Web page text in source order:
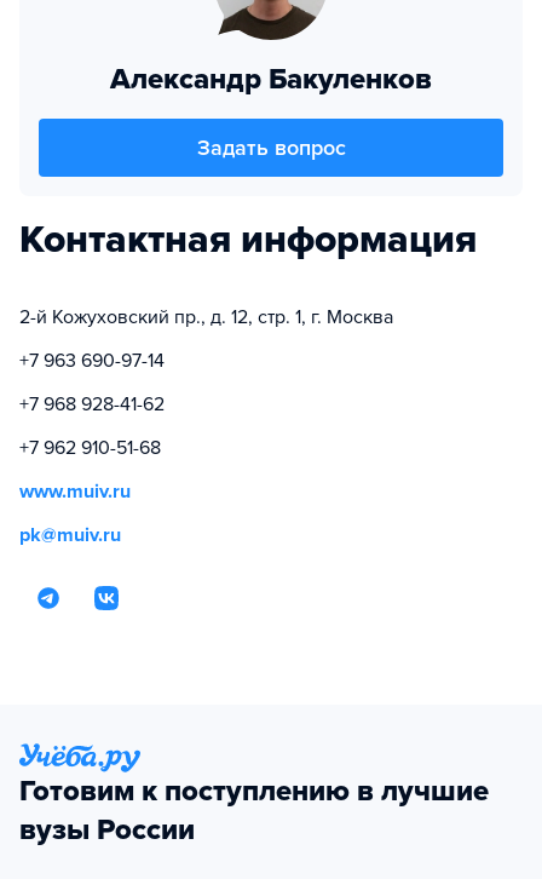
Александр Бакуленков
Задать вопрос
Контактная информация
2-й Кожуховский пр., д. 12, стр. 1, г. Москва
+7 963 690-97-14
+7 968 928-41-62
+7 962 910-51-68
www.muiv.ru
pk@muiv.ru
Готовим к поступлению в лучшие
вузы России